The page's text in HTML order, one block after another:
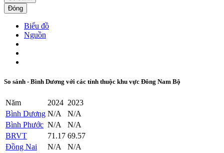
Đóng
Biểu đồ
Nguồn
So sánh - Bình Dương với các tỉnh thuộc khu vực Đông Nam Bộ
Năm 2024 2023
Bình Dương N/A
N/A
Bình Phước N/A
N/A
BRVT
71.17 69.57
Đồng Nai
N/A
N/A